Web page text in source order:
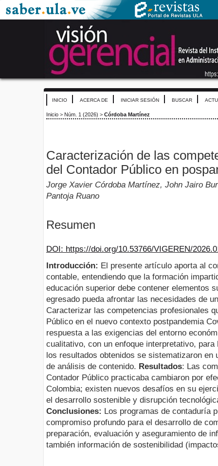
INICIO ACERCA DE INICIAR SESIÓN BUSCAR
Inicio > Núm. 1 (2026) > Córdoba Martínez
Caracterización de las
del Contador Público en
Jorge Xavier Córdoba Martínez, John Jairo
Pantoja Ruano
Resumen
DOI: https://doi.org/10.53766/VIGEREN/
Introducción: El presente artículo aporta al
contable, entendiendo que la formación
educación superior debe contener elementos
egresado pueda afrontar las necesidades de
Caracterizar las competencias profesionales
Público en el nuevo contexto postpandemia
respuesta a las exigencias del entorno
cualitativo, con un enfoque interpretativo,
los resultados obtenidos se sistematizaron
de análisis de contenido. Resultados: Las
Contador Público practicaba cambiaron por
Colombia; existen nuevos desafíos en su
el desarrollo sostenible y disrupción
Conclusiones: Los programas de contaduría
compromiso profundo para el desarrollo de
preparación, evaluación y aseguramiento de
también información de sostenibilidad